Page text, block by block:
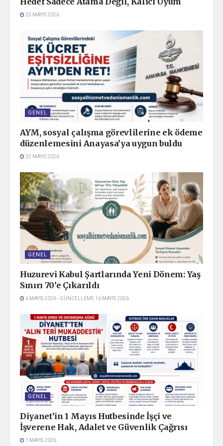
25 MAYIS 2026
GENEL
AYM, sosyal çalışma görevlilerine ek ödeme
düzenlemesini Anayasa’ya uygun buldu
25 MAYIS 2026
GENEL
Huzurevi Kabul Şartlarında Yeni Dönem: Yaş
Sınırı 70’e Çıkarıldı
6 MAYIS 2026 - GÜNCELLEME 16 MAYIS 2026
GENEL
Diyanet’in 1 Mayıs Hutbesinde İşçi ve
İşverene Hak, Adalet ve Güvenlik Çağrısı
1 MAYIS 2026